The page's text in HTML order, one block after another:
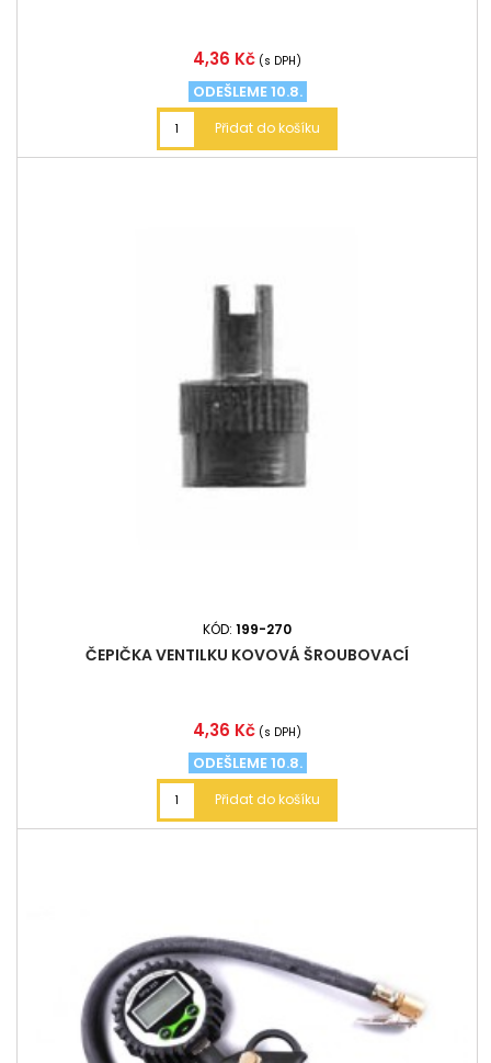
Cena
4,36 Kč (s DPH)
ODEŠLEME 10.8.
Přidat do košíku
KÓD: 199-270
ČEPIČKA VENTILKU KOVOVÁ ŠROUBOVACÍ
Cena
4,36 Kč (s DPH)
ODEŠLEME 10.8.
Přidat do košíku